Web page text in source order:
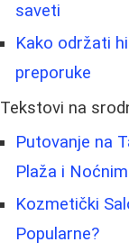
saveti
Kako održati
preporuke
Tekstovi na
Putovanje na
Plaža i
Kozmetički
Popularne?